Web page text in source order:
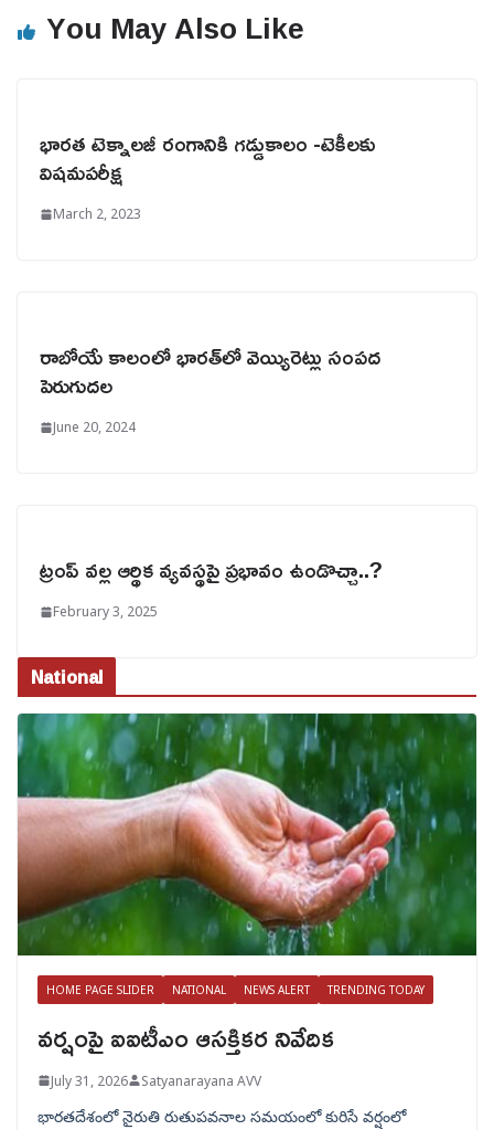
You May Also Like
భారత టెక్నాలజీ రంగానికి గడ్డుకాలం -టెకీలకు
విషమపరీక్ష
March 2, 2023
రాబోయే కాలంలో భారత్‌లో వెయ్యిరెట్లు సంపద
పెరుగుదల
June 20, 2024
ట్రంప్ వల్ల ఆర్థిక వ్యవస్థపై ప్రభావం ఉండొచ్చా..?
February 3, 2025
National
HOME PAGE SLIDER NATIONAL NEWS ALERT TRENDING TODAY
వర్షంపై ఐఐటీఎం ఆసక్తికర నివేదిక
July 31, 2026 Satyanarayana AVV
భారతదేశంలో నైరుతి రుతుపవనాల సమయంలో కురిసే వర్షంలో